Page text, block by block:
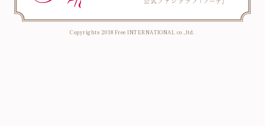
Copyrights 2018 Free INTERNATIONAL co.,ltd.